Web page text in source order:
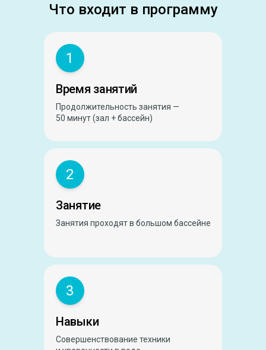
Что входит в программу
1
Время занятий
Продолжительность занятия —
50 минут (зал + бассейн)
2
Занятие
Занятия проходят в большом бассейне
3
Навыки
Совершенствование техники